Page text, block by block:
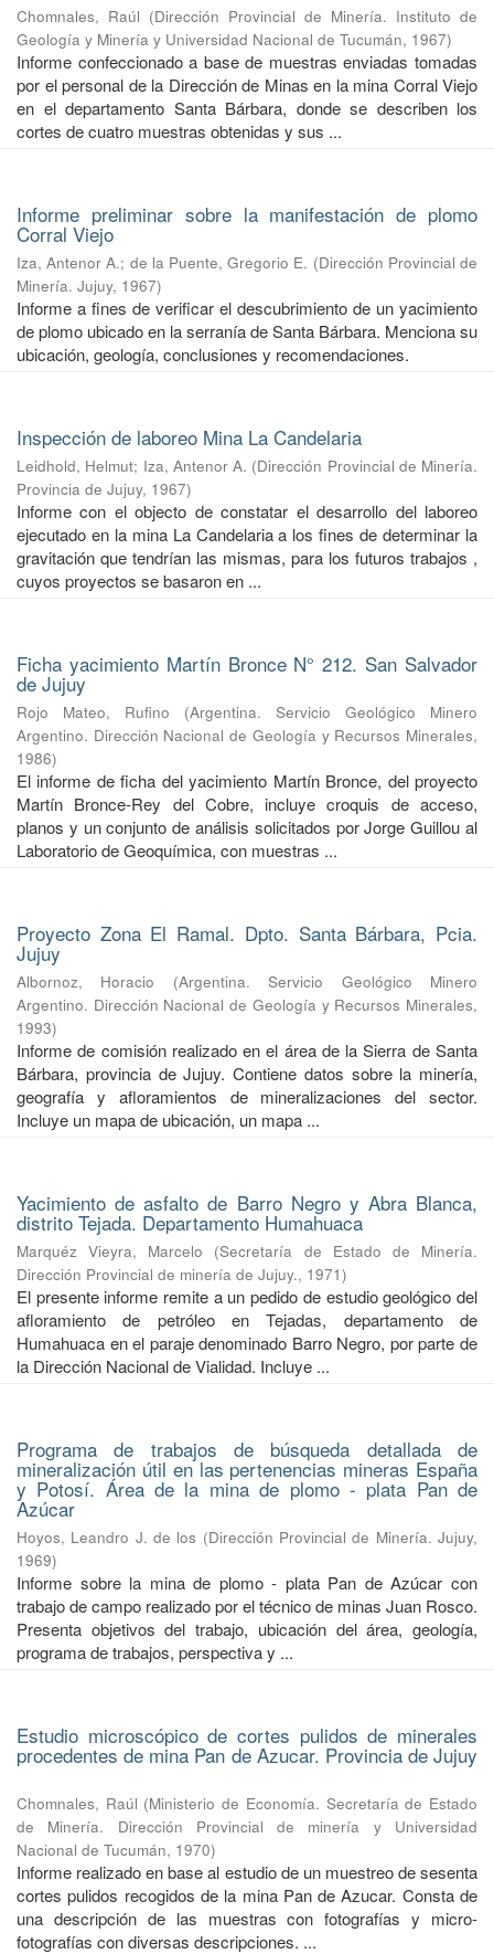
Chomnales, Raúl (Dirección Provincial de Minería. Instituto de
Geología y Minería y Universidad Nacional de Tucumán, 1967)
Informe confeccionado a base de muestras enviadas tomadas
por el personal de la Dirección de Minas en la mina Corral Viejo
en el departamento Santa Bárbara, donde se describen los
cortes de cuatro muestras obtenidas y sus ...
Informe preliminar sobre la manifestación de plomo
Corral Viejo
Iza, Antenor A.; de la Puente, Gregorio E. (Dirección Provincial de
Minería. Jujuy, 1967)
Informe a fines de verificar el descubrimiento de un yacimiento
de plomo ubicado en la serranía de Santa Bárbara. Menciona su
ubicación, geología, conclusiones y recomendaciones.
Inspección de laboreo Mina La Candelaria
Leidhold, Helmut; Iza, Antenor A. (Dirección Provincial de Minería.
Provincia de Jujuy, 1967)
Informe con el objecto de constatar el desarrollo del laboreo
ejecutado en la mina La Candelaria a los fines de determinar la
gravitación que tendrían las mismas, para los futuros trabajos ,
cuyos proyectos se basaron en ...
Ficha yacimiento Martín Bronce N° 212. San Salvador
de Jujuy
Rojo Mateo, Rufino (Argentina. Servicio Geológico Minero
Argentino. Dirección Nacional de Geología y Recursos Minerales,
1986)
El informe de ficha del yacimiento Martín Bronce, del proyecto
Martín Bronce-Rey del Cobre, incluye croquis de acceso,
planos y un conjunto de análisis solicitados por Jorge Guillou al
Laboratorio de Geoquímica, con muestras ...
Proyecto Zona El Ramal. Dpto. Santa Bárbara, Pcia.
Jujuy
Albornoz, Horacio (Argentina. Servicio Geológico Minero
Argentino. Dirección Nacional de Geología y Recursos Minerales,
1993)
Informe de comisión realizado en el área de la Sierra de Santa
Bárbara, provincia de Jujuy. Contiene datos sobre la minería,
geografía y afloramientos de mineralizaciones del sector.
Incluye un mapa de ubicación, un mapa ...
Yacimiento de asfalto de Barro Negro y Abra Blanca,
distrito Tejada. Departamento Humahuaca
Marquéz Vieyra, Marcelo (Secretaría de Estado de Minería.
Dirección Provincial de minería de Jujuy., 1971)
El presente informe remite a un pedido de estudio geológico del
afloramiento de petróleo en Tejadas, departamento de
Humahuaca en el paraje denominado Barro Negro, por parte de
la Dirección Nacional de Vialidad. Incluye ...
Programa de trabajos de búsqueda detallada de
mineralización útil en las pertenencias mineras España
y Potosí. Área de la mina de plomo - plata Pan de
Azúcar
Hoyos, Leandro J. de los (Dirección Provincial de Minería. Jujuy,
1969)
Informe sobre la mina de plomo - plata Pan de Azúcar con
trabajo de campo realizado por el técnico de minas Juan Rosco.
Presenta objetivos del trabajo, ubicación del área, geología,
programa de trabajos, perspectiva y ...
Estudio microscópico de cortes pulidos de minerales
procedentes de mina Pan de Azucar. Provincia de Jujuy
Chomnales, Raúl (Ministerio de Economía. Secretaría de Estado
de Minería. Dirección Provincial de minería y Universidad
Nacional de Tucumán, 1970)
Informe realizado en base al estudio de un muestreo de sesenta
cortes pulidos recogidos de la mina Pan de Azucar. Consta de
una descripción de las muestras con fotografías y micro-
fotografías con diversas descripciones. ...